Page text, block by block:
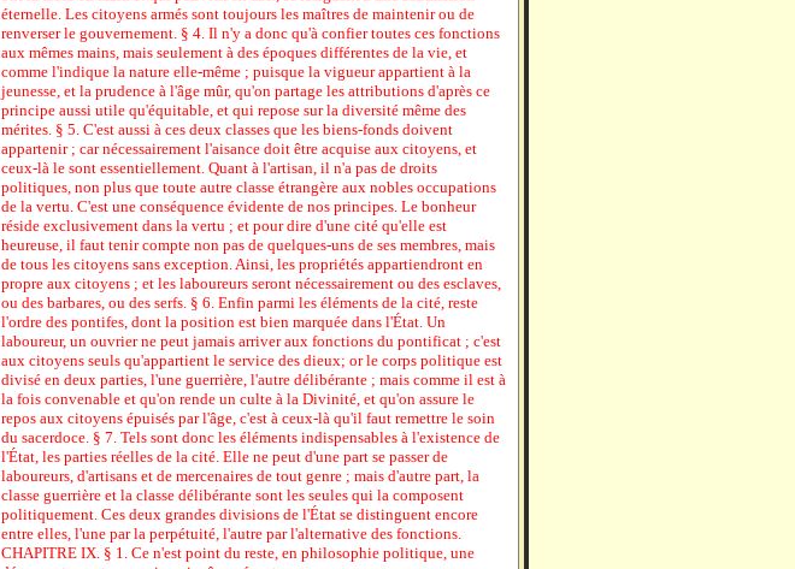
éternelle. Les citoyens armés sont toujours les maîtres de maintenir ou de
renverser le gouvernement. § 4. Il n'y a donc qu'à confier toutes ces fonctions
aux mêmes mains, mais seulement à des époques différentes de la vie, et
comme l'indique la nature elle-même ; puisque la vigueur appartient à la
jeunesse, et la prudence à l'âge mûr, qu'on partage les attributions d'après ce
principe aussi utile qu'équitable, et qui repose sur la diversité même des
mérites. § 5. C'est aussi à ces deux classes que les biens-fonds doivent
appartenir ; car nécessairement l'aisance doit être acquise aux citoyens, et
ceux-là le sont essentiellement. Quant à l'artisan, il n'a pas de droits
politiques, non plus que toute autre classe étrangère aux nobles occupations
de la vertu. C'est une conséquence évidente de nos principes. Le bonheur
réside exclusivement dans la vertu ; et pour dire d'une cité qu'elle est
heureuse, il faut tenir compte non pas de quelques-uns de ses membres, mais
de tous les citoyens sans exception. Ainsi, les propriétés appartiendront en
propre aux citoyens ; et les laboureurs seront nécessairement ou des esclaves,
ou des barbares, ou des serfs. § 6. Enfin parmi les éléments de la cité, reste
l'ordre des pontifes, dont la position est bien marquée dans l'État. Un
laboureur, un ouvrier ne peut jamais arriver aux fonctions du pontificat ; c'est
aux citoyens seuls qu'appartient le service des dieux; or le corps politique est
divisé en deux parties, l'une guerrière, l'autre délibérante ; mais comme il est à
la fois convenable et qu'on rende un culte à la Divinité, et qu'on assure le
repos aux citoyens épuisés par l'âge, c'est à ceux-là qu'il faut remettre le soin
du sacerdoce. § 7. Tels sont donc les éléments indispensables à l'existence de
l'État, les parties réelles de la cité. Elle ne peut d'une part se passer de
laboureurs, d'artisans et de mercenaires de tout genre ; mais d'autre part, la
classe guerrière et la classe délibérante sont les seules qui la composent
politiquement. Ces deux grandes divisions de l'État se distinguent encore
entre elles, l'une par la perpétuité, l'autre par l'alternative des fonctions.
CHAPITRE IX. § 1. Ce n'est point du reste, en philosophie politique, une